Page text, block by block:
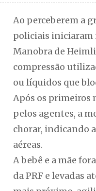
Ao perceberem a
policiais iniciaram
Manobra de
compressão
ou líquidos que
Após os primeiros
pelos agentes, a
chorar, indicando
aéreas.
A bebê e a mãe
da PRF e levadas